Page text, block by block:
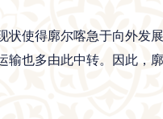
使得廓尔喀急于向外发
也多由此中转。因此，